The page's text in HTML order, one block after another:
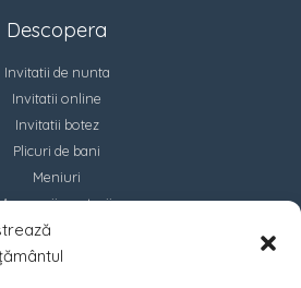
Descopera
Invitatii de nunta
Invitatii online
Invitatii botez
Plicuri de bani
Meniuri
Accesorii marturii
Contact